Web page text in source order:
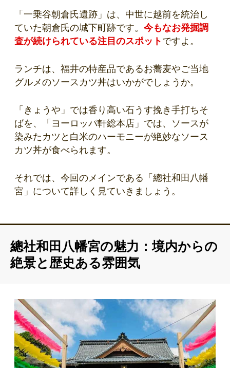
「一乗谷朝倉氏遺跡」は、中世に越前を統治し
ていた朝倉氏の城下町跡です。 今もなお発掘調
査が続けられている注目のスポット ですよ。
ランチは、福井の特産品であるお蕎麦やご当地
グルメのソースカツ丼はいかがでしょうか。
「きょうや」では香り高い石うす挽き手打ちそ
ばを、「ヨーロッパ軒総本店」では、ソースが
染みたカツと白米のハーモニーが絶妙なソース
カツ丼が食べられます。
それでは、今回のメインである「總社和田八幡
宮」について詳しく見ていきましょう。
總社和田八幡宮の魅力：境内からの
絶景と歴史ある雰囲気